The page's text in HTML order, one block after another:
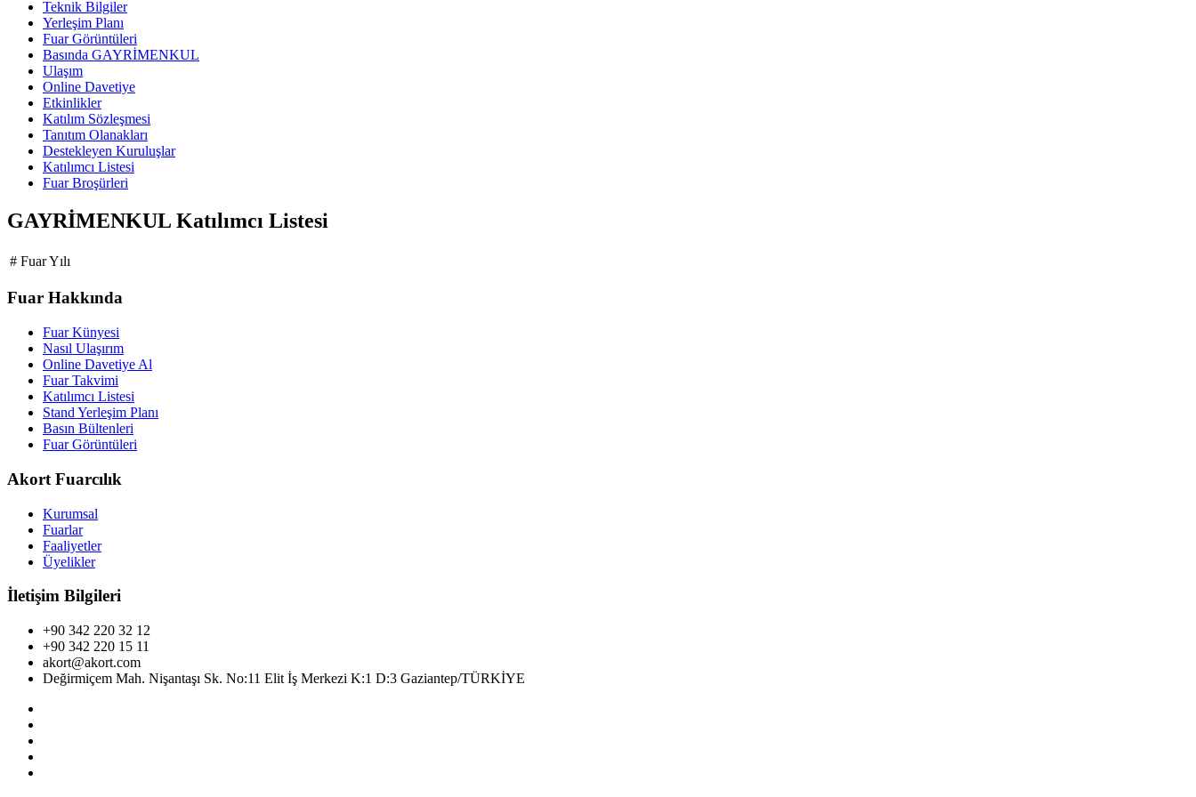
Teknik Bilgiler
Yerleşim Planı
Fuar Görüntüleri
Basında GAYRİMENKUL
Ulaşım
Online Davetiye
Etkinlikler
Katılım Sözleşmesi
Tanıtım Olanakları
Destekleyen Kuruluşlar
Katılımcı Listesi
Fuar Broşürleri
GAYRİMENKUL Katılımcı Listesi
# Fuar Yılı
Fuar Hakkında
Fuar Künyesi
Nasıl Ulaşırım
Online Davetiye Al
Fuar Takvimi
Katılımcı Listesi
Stand Yerleşim Planı
Basın Bültenleri
Fuar Görüntüleri
Akort Fuarcılık
Kurumsal
Fuarlar
Faaliyetler
Üyelikler
İletişim Bilgileri
+90 342 220 32 12
+90 342 220 15 11
akort@akort.com
Değirmiçem Mah. Nişantaşı Sk. No:11 Elit İş Merkezi K:1 D:3 Gaziantep/TÜRKİYE